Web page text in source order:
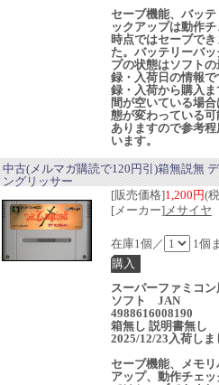
セーブ機能、バッ
ックアップは動作
時点ではセーブでき
た。バッテリーバッ
プの状態はソフト
録・入荷日の情報で
録・入荷から購入ま
間が空いている場
態が変わっている可
ありますので参考程
います。
中古(メルマガ購読で120円引)箱無説無
ングリッサー
[販売価格]1,200円(
[メーカー]メサイヤ
在庫1個／ 1個
スーパーファミコ
ソフト JAN
4988616008190
箱無し 説明書無し
2025/12/23入荷しま
セーブ機能、メモ
アップ、動作チェ